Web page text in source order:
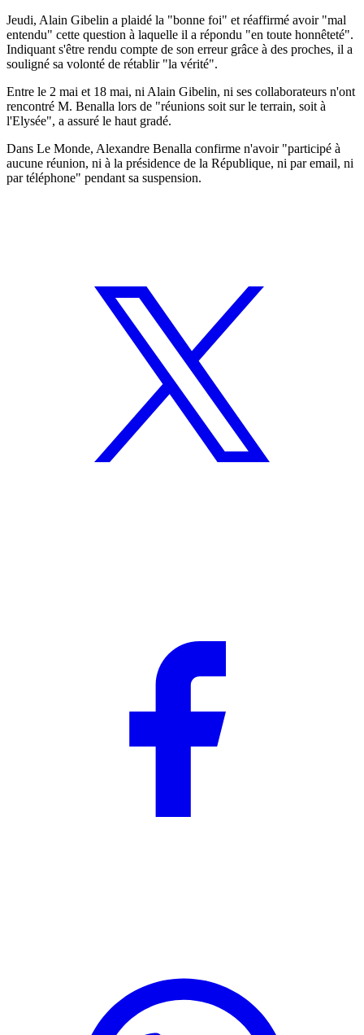
Jeudi, Alain Gibelin a plaidé la "bonne foi" et réaffirmé avoir "mal
entendu" cette question à laquelle il a répondu "en toute honnêteté".
Indiquant s'être rendu compte de son erreur grâce à des proches, il a
souligné sa volonté de rétablir "la vérité".
Entre le 2 mai et 18 mai, ni Alain Gibelin, ni ses collaborateurs n'ont
rencontré M. Benalla lors de "réunions soit sur le terrain, soit à
l'Elysée", a assuré le haut gradé.
Dans Le Monde, Alexandre Benalla confirme n'avoir "participé à
aucune réunion, ni à la présidence de la République, ni par email, ni
par téléphone" pendant sa suspension.